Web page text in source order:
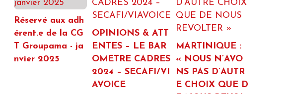
Réservé aux adh
érent.e de la CG
T Groupama - ja
nvier 2025
OPINIONS & ATT
ENTES – LE BAR
OMETRE CADRES
2024 – SECAFI/VI
AVOICE
MARTINIQUE :
« NOUS N’AVO
NS PAS D’AUTR
E CHOIX QUE D